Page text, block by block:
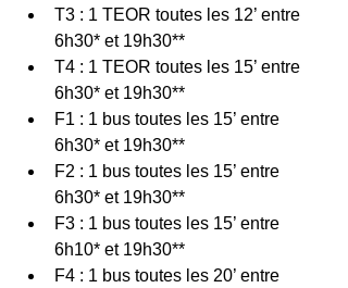
T3 : 1 TEOR toutes les 12’ entre
6h30* et 19h30**
T4 : 1 TEOR toutes les 15’ entre
6h30* et 19h30**
F1 : 1 bus toutes les 15’ entre
6h30* et 19h30**
F2 : 1 bus toutes les 15’ entre
6h30* et 19h30**
F3 : 1 bus toutes les 15’ entre
6h10* et 19h30**
F4 : 1 bus toutes les 20’ entre